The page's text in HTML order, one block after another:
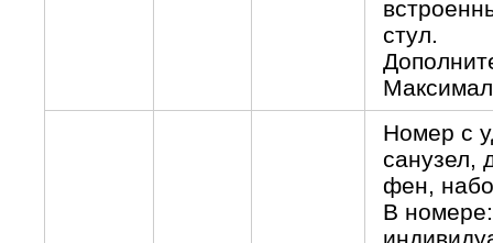
стул.
Номер с
санузел,
фен,
В